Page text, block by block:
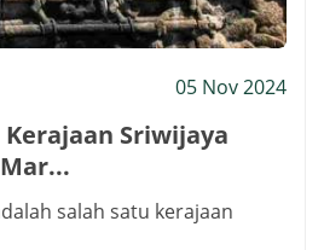
05 Nov 2024
Sriwijaya
salah satu kerajaan